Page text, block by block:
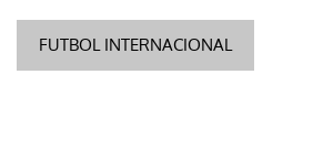
FUTBOL INTERNACIONAL